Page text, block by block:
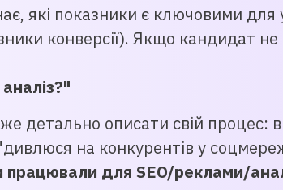
які показники є ключовими для
конверсії). Якщо кандидат
детально описати свій процес:
на конкурентів у
працювали для SEO/реклами/